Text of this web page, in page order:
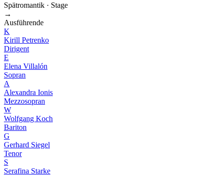
Spätromantik · Stage
→
Ausführende
K
Kirill Petrenko
Dirigent
E
Elena Villalón
Sopran
A
Alexandra Ionis
Mezzosopran
W
Wolfgang Koch
Bariton
G
Gerhard Siegel
Tenor
S
Serafina Starke